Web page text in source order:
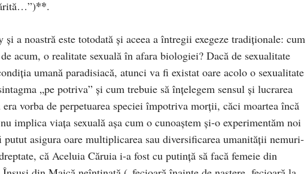
**.
a noastră es­te totodată şi aceea a întregii exegeze tradiţionale: cum
acum, o realitate se­xuală în afara biologiei? Dacă de sexuali­tate
uma­nă paradisiacă, atunci va fi existat oare acolo o sexua­litate
„pe potriva” şi cum trebuie să înţelegem sensul şi lucrarea
vorba de per­pe­tuarea speciei împotriva morţii, căci moartea încă
implica viaţa sexuală aşa cum o cunoaştem şi-o experimentăm noi
asigura oare multipli­ca­rea sau diversificarea umanităţii nemu­ri­
că Ace­luia Căruia i-a fost cu putinţă să facă femeie din